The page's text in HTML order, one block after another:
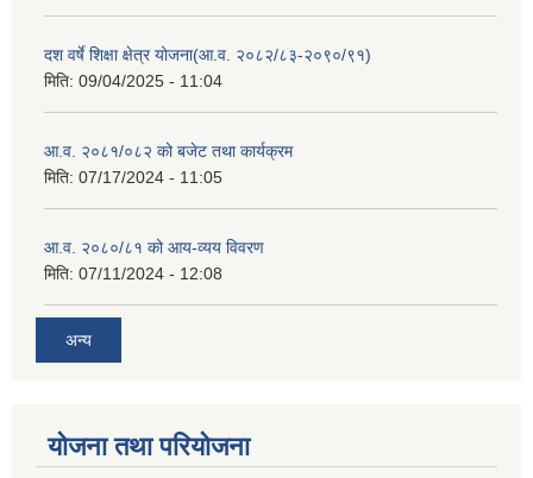
दश वर्षे शिक्षा क्षेत्र योजना(आ.व. २०८२/८३-२०९०/९१)
मिति: 09/04/2025 - 11:04
आ.व. २०८१/०८२ को बजेट तथा कार्यक्रम
मिति: 07/17/2024 - 11:05
आ.व. २०८०/८१ को आय-व्यय विवरण
मिति: 07/11/2024 - 12:08
अन्य
योजना तथा परियोजना